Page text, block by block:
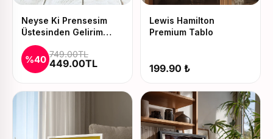
Neyse Ki Prensesim
Üstesinden Gelirim
Baskılı Kupa ve Yastık
Seti
%40 749.00TL
449.00TL
Lewis Hamilton
Premium Tablo
199.90 ₺